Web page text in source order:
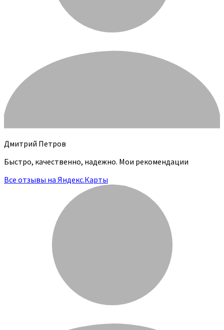
Дмитрий Петров
Быстро, качественно, надежно. Мои рекомендации
Все отзывы на Яндекс.Карты